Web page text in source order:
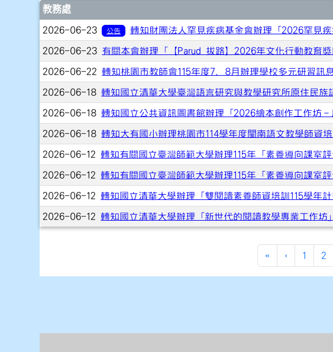
文章列表
教務處
2026-06-23 公告 轉知財團法人罕見疾病基金會辦理「2026罕見
2026-06-23 有關本會辦理「【Parud 拔路】2026年文化行動教育
2026-06-22 轉知桃園市教師會115年度7、8月辦理學校多元研習訊息
2026-06-18 轉知國立清華大學臺灣語言研究與教學研究所原住民
2026-06-18 轉知國立公共資訊圖書館辦理「2026繪本創作工作坊
2026-06-18 轉知大有國小辦理桃園市114學年度閩南語文教學師資
2026-06-12 轉知有關國立臺灣師範大學辦理115年「素養導向課室
2026-06-12 轉知有關國立臺灣師範大學辦理115年「素養導向課室
2026-06-12 轉知國立清華大學辦理「雙閱讀素養師資培訓115學年
2026-06-12 轉知國立清華大學辦理「新世代的閱讀教學專業工作坊
« ‹ 1 2